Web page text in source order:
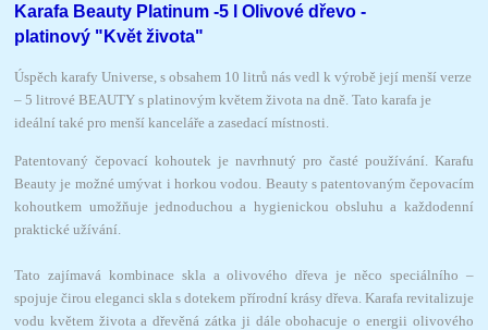
Karafa Beauty Platinum -5 l Olivové dřevo -
platinový "Květ života"
Úspěch karafy Universe, s obsahem 10 litrů nás vedl k výrobě její menší verze
– 5 litrové BEAUTY s platinovým květem života na dně. Tato karafa je
ideální také pro menší kanceláře a zasedací místnosti.
Patentovaný čepovací kohoutek je navrhnutý pro časté používání. Karafu
Beauty je možné umývat i horkou vodou. Beauty s patentovaným čepovacím
kohoutkem umožňuje jednoduchou a hygienickou obsluhu a každodenní
praktické užívání.
Tato zajímavá kombinace skla a olivového dřeva je něco speciálního –
spojuje čirou eleganci skla s dotekem přírodní krásy dřeva. Karafa revitalizuje
vodu květem života a dřevěná zátka ji dále obohacuje o energii olivového